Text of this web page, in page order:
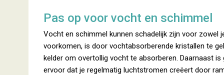
Pas op voor vocht en schimmel
Vocht en schimmel kunnen schadelijk zijn voor zowel
voorkomen, is door vochtabsorberende kristallen te
kelder om overtollig vocht te absorberen. Daarnaast
ervoor dat je regelmatig luchtstromen creëert door